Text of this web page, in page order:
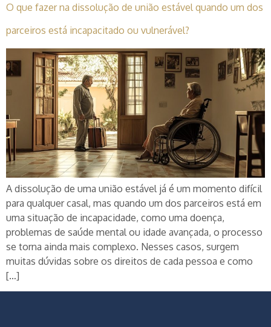
O que fazer na dissolução de união estável quando um dos
parceiros está incapacitado ou vulnerável?
A dissolução de uma união estável já é um momento difícil
para qualquer casal, mas quando um dos parceiros está em
uma situação de incapacidade, como uma doença,
problemas de saúde mental ou idade avançada, o processo
se torna ainda mais complexo. Nesses casos, surgem
muitas dúvidas sobre os direitos de cada pessoa e como
[…]